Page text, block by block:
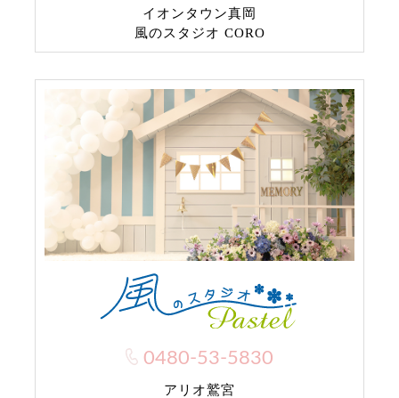
イオンタウン真岡
風のスタジオ CORO
0480-53-5830
アリオ鷲宮